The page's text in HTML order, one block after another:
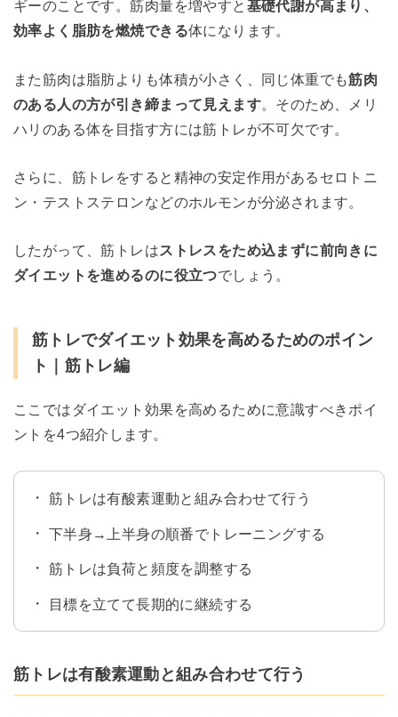
ギーのことです。筋肉量を増やすと 基礎代謝が高まり、
効率よく脂肪を燃焼できる体になります。
また筋肉は脂肪よりも体積が小さく、同じ体重でも筋肉
のある人の方が引き締まって見えます。そのため、メリ
ハリのある体を目指す方には筋トレが不可欠です。
さらに、筋トレをすると精神の安定作用があるセロトニ
ン・テストステロンなどのホルモンが分泌されます。
したがって、筋トレはストレスをため込まずに前向きに
ダイエットを進めるのに役立つでしょう。
筋トレでダイエット効果を高めるためのポイン
ト｜筋トレ編
ここではダイエット効果を高めるために意識すべきポイ
ントを4つ紹介します。
筋トレは有酸素運動と組み合わせて行う
下半身→上半身の順番でトレーニングする
筋トレは負荷と頻度を調整する
目標を立てて長期的に継続する
筋トレは有酸素運動と組み合わせて行う